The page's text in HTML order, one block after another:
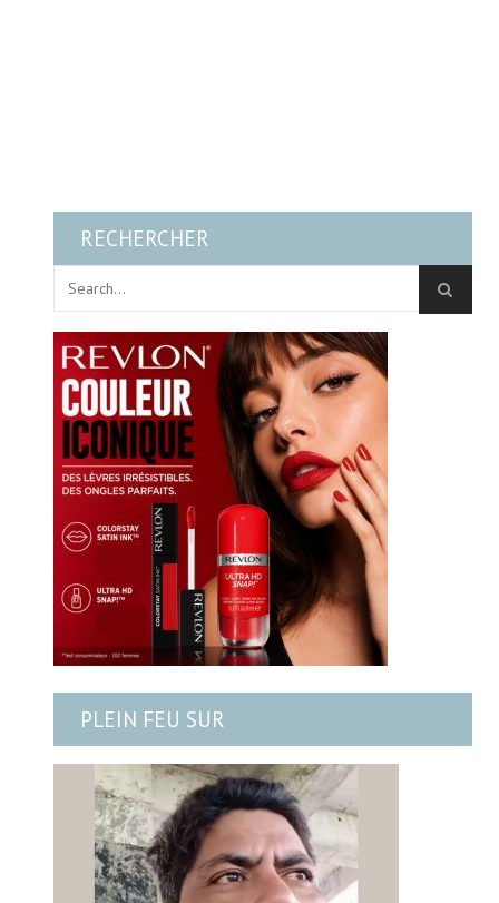
RECHERCHER
PLEIN FEU SUR